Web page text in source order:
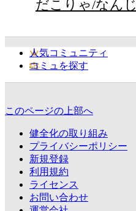
だこりゃ/なん
人気コミュニティ
コミュを探す
このページの上部へ
健全化の取り組み
プライバシーポリシー
新規登録
利用規約
ライセンス
お問い合わせ